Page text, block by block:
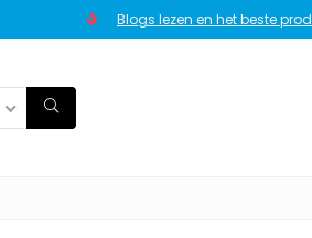
Blogs lezen en het beste